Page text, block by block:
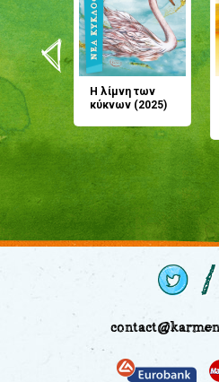
Η λίμνη των
κύκνων (2025)